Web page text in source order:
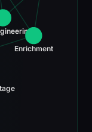
Enrichment